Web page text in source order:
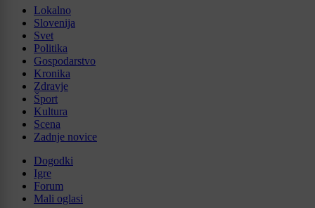
Lokalno
Slovenija
Svet
Politika
Gospodarstvo
Kronika
Zdravje
Šport
Kultura
Scena
Zadnje novice
Dogodki
Igre
Forum
Mali oglasi